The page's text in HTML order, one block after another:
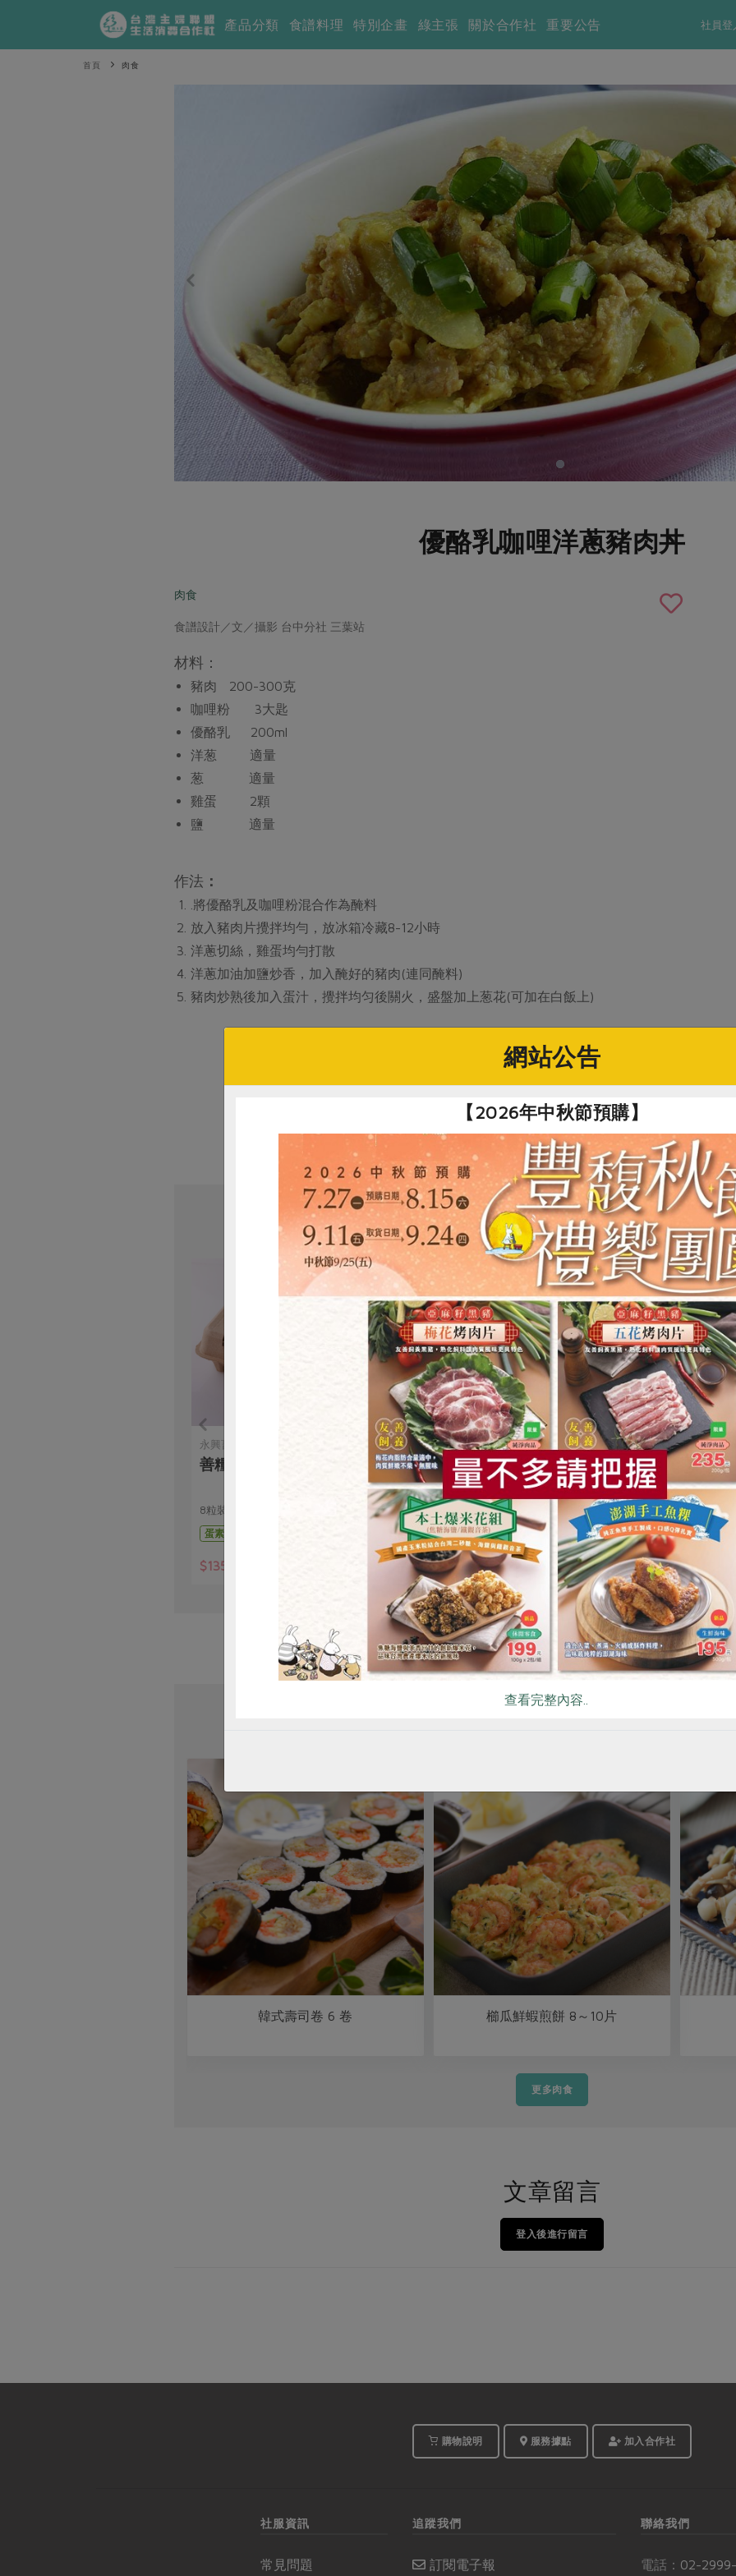
社員登
產品分類 食譜料理 特別企畫 綠主張 關於合作社 重要公告
首頁 肉食
優酪乳咖哩洋蔥豬肉丼
肉食
食譜設計／文／攝影 台中分社 三葉站
材料：
豬肉 200-300克
咖哩粉 3大匙
優酪乳 200ml
洋葱 適量
葱 適量
雞蛋 2顆
鹽 適量
作法 ：
.將優酪乳及咖哩粉混合作為醃料
放入豬肉片攪拌均勻，放冰箱冷藏8-12小時
洋蔥切絲，雞蛋均勻打散
洋蔥加油加鹽炒香，加入醃好的豬肉(連同醃料)
豬肉炒熟後加入蛋汁，攪拌均匀後關火，盛盤加上葱花(可加在白飯上)
買回食材自己做
永興畜牧場
善糧放牧雞蛋
8粒裝
蛋素
$135
信功實業股份有限公司
薄肉片-300g
300公克
葷
冷凍
$165
信功實業股份有限公司
梅花肉片-600g
600公克
葷
冷凍
$355
你可能有興趣的食譜
韓式壽司卷 6 卷 櫛瓜鮮蝦煎餅 8～10片
更多肉食
文章留言
登入後進行留言
購物說明 服務據點 加入合作社
社服資訊
常見問題
追蹤我們
訂閱電子報
聯絡我們
電話： 02-
惜食 RPET 食譜 減硝酸鹽 雞蛋 食安 共同
網站公告
【2026年中秋節預購】
查看完整內容..